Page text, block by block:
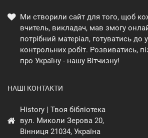
Ми створили сайт для того, щоб
вчитель, викладач, мав змогу
потрібний матеріал, готуватись до
контрольних робіт. Розвиватись,
про Україну - нашу Вітчизну!
НАШІ КОНТАКТИ
History | Твоя бібліотека
вул. Миколи Зерова 20,
Вінниця 21034, Україна